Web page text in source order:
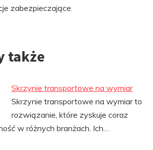
zabezpieczające.
także
Skrzynie transportowe na wymiar
Skrzynie transportowe na wymiar to
rozwiązanie, które zyskuje coraz
w różnych branżach. Ich…